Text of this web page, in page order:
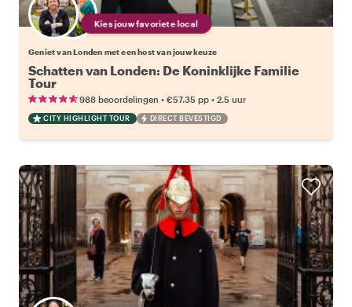
Kies jouw favoriete local
Geniet van Londen met een host van jouw keuze
Schatten van Londen: De Koninklijke Familie
Tour
988 beoordelingen • €57.35 pp • 2.5 uur
CITY HIGHLIGHT TOUR DIRECT BEVESTIGD